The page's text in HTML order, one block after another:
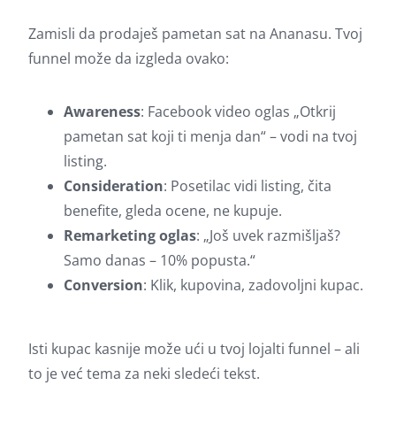
Zamisli da prodaješ pametan sat na Ananasu. Tvoj
funnel može da izgleda ovako:
Awareness: Facebook video oglas „Otkrij
pametan sat koji ti menja dan“ – vodi na tvoj
listing.
Consideration: Posetilac vidi listing, čita
benefite, gleda ocene, ne kupuje.
Remarketing oglas: „Još uvek razmišljaš?
Samo danas – 10% popusta.“
Conversion: Klik, kupovina, zadovoljni kupac.
Isti kupac kasnije može ući u tvoj lojalti funnel – ali
to je već tema za neki sledeći tekst.